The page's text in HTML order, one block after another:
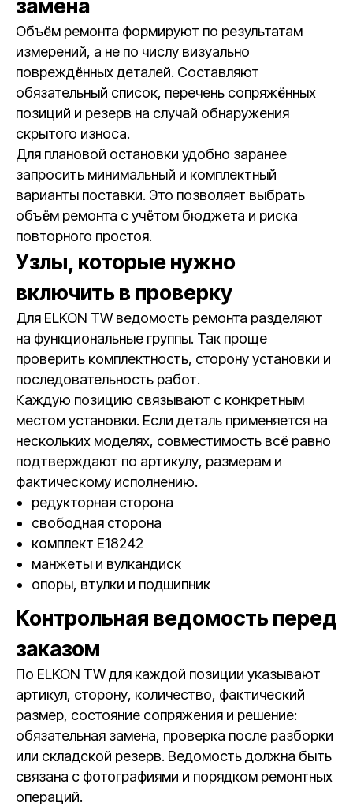
замена
Объём ремонта формируют по результатам
измерений, а не по числу визуально
повреждённых деталей. Составляют
обязательный список, перечень сопряжённых
позиций и резерв на случай обнаружения
скрытого износа.
Для плановой остановки удобно заранее
запросить минимальный и комплектный
варианты поставки. Это позволяет выбрать
объём ремонта с учётом бюджета и риска
повторного простоя.
Узлы, которые нужно
включить в проверку
Для ELKON TW ведомость ремонта разделяют
на функциональные группы. Так проще
проверить комплектность, сторону установки и
последовательность работ.
Каждую позицию связывают с конкретным
местом установки. Если деталь применяется на
нескольких моделях, совместимость всё равно
подтверждают по артикулу, размерам и
фактическому исполнению.
редукторная сторона
свободная сторона
комплект E18242
манжеты и вулкандиск
опоры, втулки и подшипник
Контрольная ведомость перед
заказом
По ELKON TW для каждой позиции указывают
артикул, сторону, количество, фактический
размер, состояние сопряжения и решение:
обязательная замена, проверка после разборки
или складской резерв. Ведомость должна быть
связана с фотографиями и порядком ремонтных
операций.